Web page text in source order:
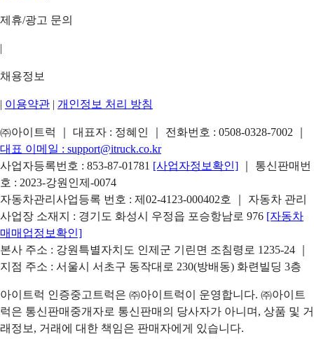
제휴/광고 문의
|
채용정보
| 이용약관 | 개인정보 처리 방침
㈜아이트럭 ｜ 대표자 : 정혜인 ｜ 전화번호 : 0508-0328-7002
대표 이메일 : support@itruck.co.kr
사업자등록번호 : 853-87-01781 [사업자정보확인]
｜ 통신판매번
호 : 2023-강원인제-0074
자동차관리사업등록 번호 : 제02-4123-000402호 ｜ 자동차 관리
사업장 소재지 : 경기도 화성시 우정읍 포승항남로 976 [자동차
매매업정보확인]
본사 주소 : 강원특별자치도 인제군 기린면 조침령로 1235-24 ｜
지점 주소 : 서울시 서초구 동작대로 230(방배동) 화련빌딩 3층
아이트럭 인증중고트럭은 ㈜아이트럭이 운영합니다. ㈜아이트
럭은 통신판매중개자로 통신판매의 당사자가 아니며, 상품 및 거
래정보, 거래에 대한 책임은 판매자에게 있습니다.